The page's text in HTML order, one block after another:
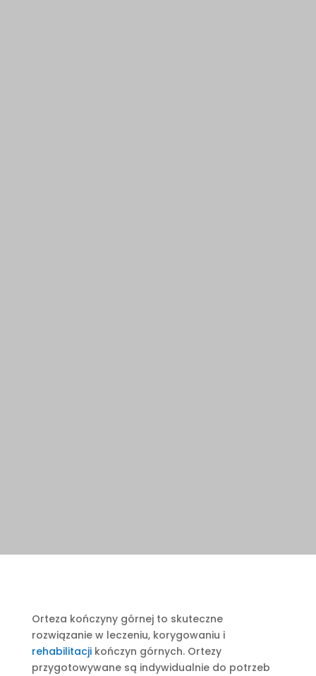
Orteza kończyny górnej to skuteczne
rozwiązanie w leczeniu, korygowaniu i
rehabilitacjikończyn górnych. Ortezy
przygotowywane są indywidualnie do potrzeb